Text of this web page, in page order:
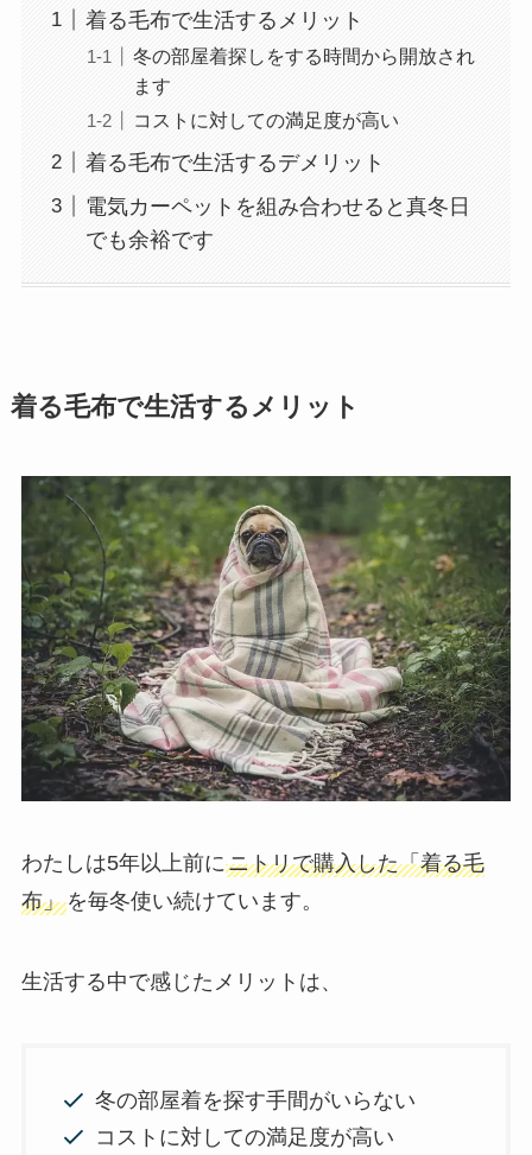
着る毛布で生活するメリット
冬の部屋着探しをする時間から開放され
ます
コストに対しての満足度が高い
着る毛布で生活するデメリット
電気カーペットを組み合わせると真冬日
でも余裕です
着る毛布で生活するメリット
わたしは5年以上前にニトリで購入した「着る毛
布」を毎冬使い続けています。
生活する中で感じたメリットは、
冬の部屋着を探す手間がいらない
コストに対しての満足度が高い